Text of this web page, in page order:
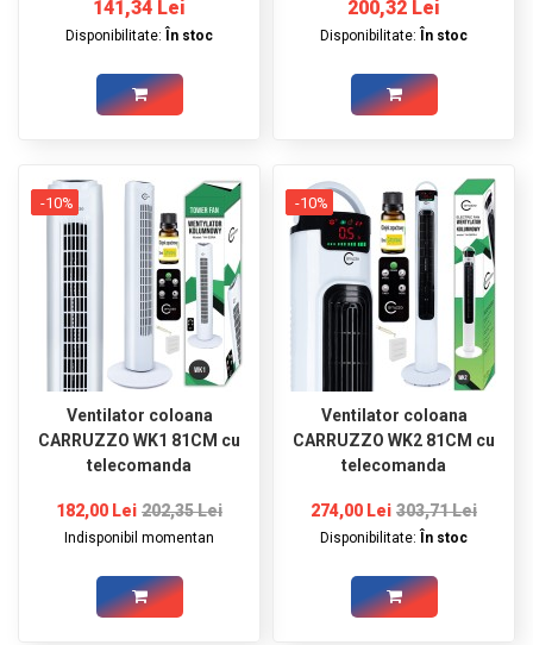
141,34 Lei
Disponibilitate: În stoc
200,32 Lei
Disponibilitate: În stoc
-10%
Ventilator coloana
CARRUZZO WK1 81CM cu
telecomanda
182,00 Lei 202,35 Lei
Indisponibil momentan
-10%
Ventilator coloana
CARRUZZO WK2 81CM cu
telecomanda
274,00 Lei 303,71 Lei
Disponibilitate: În stoc